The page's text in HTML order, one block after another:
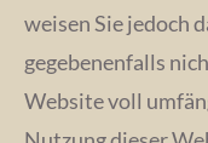
weisen Sie jedoch
gegebenenfalls
Website voll